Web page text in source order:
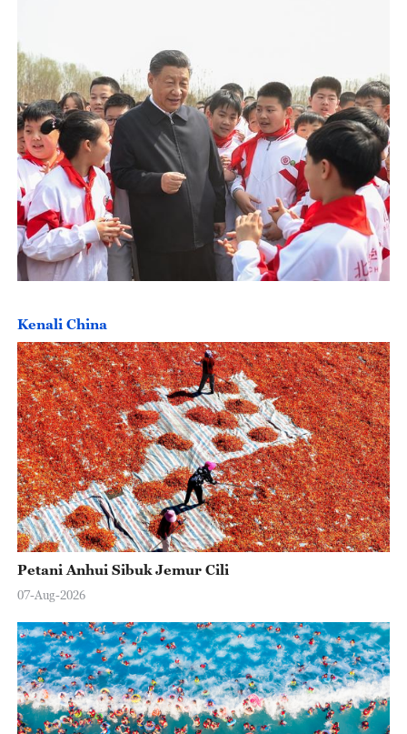
Kenali China
Petani Anhui Sibuk Jemur Cili
07-Aug-2026